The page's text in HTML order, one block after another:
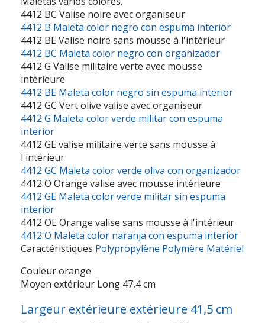
4412 BC Valise noire avec organiseur
4412 B Maleta color negro con espuma interior
4412 BE Valise noire sans mousse à l'intérieur
4412 BC Maleta color negro con organizador
4412 G Valise militaire verte avec mousse
intérieure
4412 BE Maleta color negro sin espuma interior
4412 GC Vert olive valise avec organiseur
4412 G Maleta color verde militar con espuma
interior
4412 GE valise militaire verte sans mousse à
l'intérieur
4412 GC Maleta color verde oliva con organizador
4412 O Orange valise avec mousse intérieure
4412 GE Maleta color verde militar sin espuma
interior
4412 OE Orange valise sans mousse à l'intérieur
4412 O Maleta color naranja con espuma interior
Caractéristiques Polypropylène Polymère Matériel
Couleur orange
Moyen extérieur Long 47,4 cm
Largeur extérieure extérieure 41,5 cm